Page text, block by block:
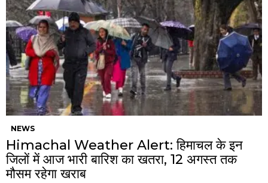
NEWS
Himachal Weather Alert: हिमाचल के इन
जिलों में आज भारी बारिश का खतरा, 12 अगस्त तक
मौसम रहेगा खराब